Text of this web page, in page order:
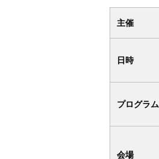
主催
日時
プログラム
会場